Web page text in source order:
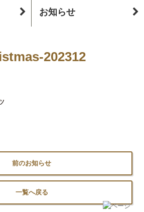
お知らせ
202312
前のお知らせ
一覧へ戻る